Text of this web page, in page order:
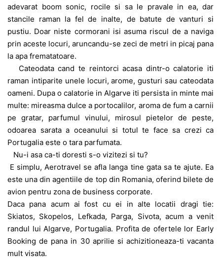
adevarat boom sonic, rocile si sa le pravale in ea, dar
stancile raman la fel de inalte, de batute de vanturi si
pustiu. Doar niste cormorani isi asuma riscul de a naviga
prin aceste locuri, aruncandu-se zeci de metri in picaj pana
la apa frematatoare.
Cateodata cand te reintorci acasa dintr-o calatorie iti
raman intiparite unele locuri, arome, gusturi sau cateodata
oameni. Dupa o calatorie in Algarve iti persista in minte mai
multe: mireasma dulce a portocalilor, aroma de fum a carnii
pe gratar, parfumul vinului, mirosul pietelor de peste,
odoarea sarata a oceanului si totul te face sa crezi ca
Portugalia este o tara parfumata.
Nu-i asa ca-ti doresti s-o vizitezi si tu?
E simplu, Aerotravel se afla langa tine gata sa te ajute. Ea
este una din agentiile de top din Romania, oferind bilete de
avion pentru zona de business corporate.
Daca pana acum ai fost cu ei in alte locatii dragi tie:
Skiatos, Skopelos, Lefkada, Parga, Sivota, acum a venit
randul lui Algarve, Portugalia. Profita de ofertele lor Early
Booking de pana in 30 aprilie si achizitioneaza-ti vacanta
mult visata.